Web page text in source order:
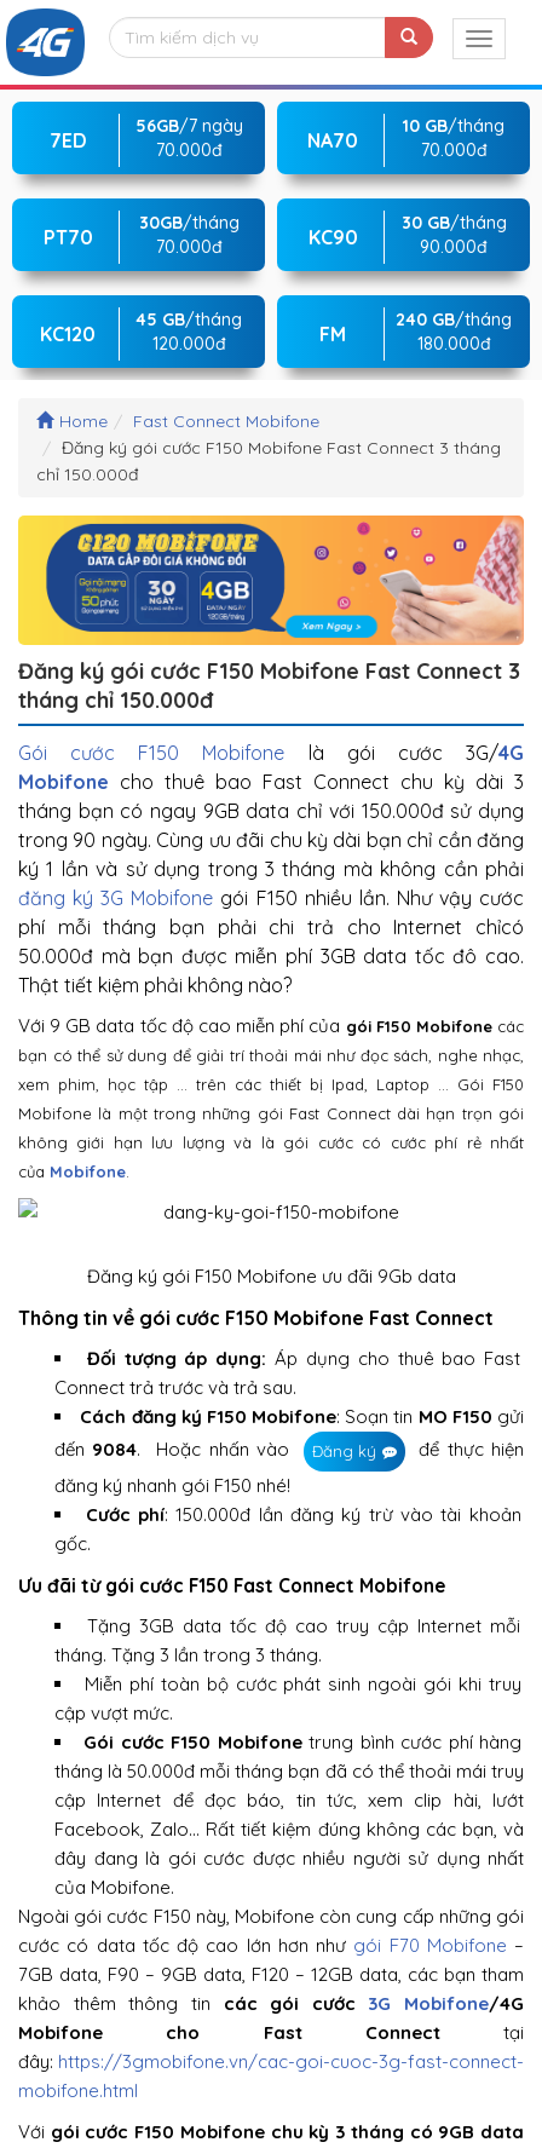
7ED
56GB/7 ngày
70.000đ
NA70
10 GB/tháng
70.000đ
PT70
30GB/tháng
70.000đ
KC90
30 GB/tháng
90.000đ
KC120
45 GB/tháng
120.000đ
FM
240 GB/tháng
180.000đ
Home
Fast Connect Mobifone
Đăng ký gói cước F150 Mobifone Fast Connect 3 tháng
chỉ 150.000đ
Đăng ký gói cước F150 Mobifone Fast Connect 3
tháng chỉ 150.000đ
Gói cước F150 Mobifone là gói cước 3G/4G
Mobifone cho thuê bao Fast Connect chu kỳ dài 3
tháng bạn có ngay 9GB data chỉ với 150.000đ sử dụng
trong 90 ngày. Cùng ưu đãi chu kỳ dài bạn chỉ cần đăng
ký 1 lần và sử dụng trong 3 tháng mà không cần phải
đăng ký 3G Mobifone gói F150 nhiều lần. Như vậy cước
phí mỗi tháng bạn phải chi trả cho Internet chỉcó
50.000đ mà bạn được miễn phí 3GB data tốc đô cao.
Thật tiết kiệm phải không nào?
Với 9 GB data tốc độ cao miễn phí của gói F150 Mobifonecác
bạn có thể sử dung để giải trí thoải mái như đọc sách, nghe nhạc,
xem phim, học tập … trên các thiết bị Ipad, Laptop … Gói F150
Mobifone là một trong những gói Fast Connect dài hạn trọn gói
không giới hạn lưu lượng và là gói cước có cước phí rẻ nhất
của Mobifone.
Đăng ký gói F150 Mobifone ưu đãi 9Gb data
Thông tin về gói cước F150 Mobifone Fast Connect
Đối tượng áp dụng: Áp dụng cho thuê bao Fast
Connect trả trước và trả sau.
Cách đăng ký F150 Mobifone: Soạn tin MO F150 gửi
đến 9084. Hoặc nhấn vào Đăng ký
để thực hiện
đăng ký nhanh gói F150 nhé!
Cước phí: 150.000đ lần đăng ký trừ vào tài khoản
gốc.
Ưu đãi từ gói cước F150 Fast Connect Mobifone
Tặng 3GB data tốc độ cao truy cập Internet mỗi
tháng. Tặng 3 lần trong 3 tháng.
Miễn phí toàn bộ cước phát sinh ngoài gói khi truy
cập vượt mức.
Gói cước F150 Mobifonetrung bình cước phí hàng
tháng là 50.000đ mỗi tháng bạn đã có thể thoải mái truy
cập Internet để đọc báo, tin tức, xem clip hài, lướt
Facebook, Zalo… Rất tiết kiệm đúng không các bạn, và
đây đang là gói cước được nhiều người sử dụng nhất
của Mobifone.
Ngoài gói cước F150 này, Mobifone còn cung cấp những gói
cước có data tốc độ cao lớn hơn như gói F70 Mobifone –
7GB data, F90 – 9GB data, F120 – 12GB data, các bạn tham
khảo thêm thông tin các gói cước 3G Mobifone/4G
Mobifone cho Fast Connect tại
đây: https://3gmobifone.vn/cac-goi-cuoc-3g-fast-connect-
mobifone.html
Với gói cước F150 Mobifone chu kỳ 3 tháng có 9GB data